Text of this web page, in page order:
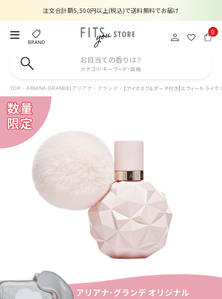
注文合計額5,500円以上(税込)で送料無料でお届け
夏季休業のお知らせ
【数量限定】購入金額6,000円(税込)以上で香水サンプルプレゼント
注文合計額5,500円以上(税込)で送料無料でお届け
0
お目当ての香りは？
カテゴリ・キーワード・価格
TOP ARIANA GRANDE|アリアナ・グランデ 【アイマスク＆ポーチ付き】スウィート ライ